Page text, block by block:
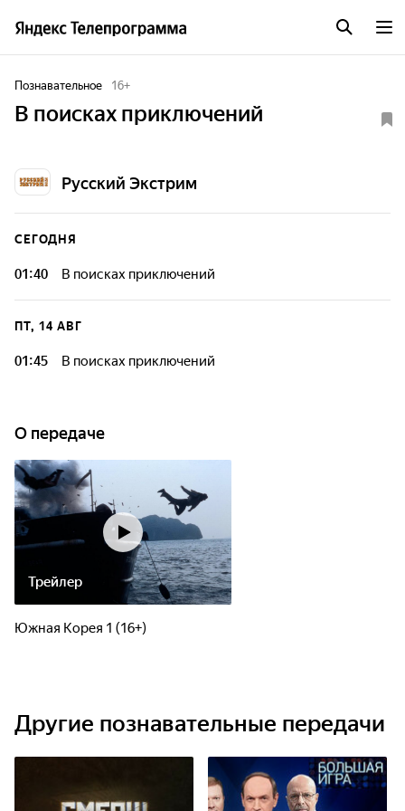
Познавательное 16+
В поисках приключений
Русский Экстрим
СЕГОДНЯ
01:40 В поисках приключений
ПТ, 14 АВГ
01:45 В поисках приключений
О передаче
Трейлер
Южная Корея 1 (16+)
Другие познавательные передачи